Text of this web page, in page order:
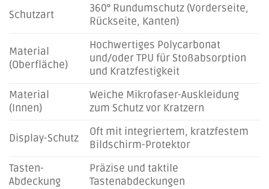
Schutzart
360° Rundumschutz (Vorderseite,
Rückseite, Kanten)
Material
(Oberfläche)
Hochwertiges Polycarbonat
und/oder TPU für Stoßabsorption
und Kratzfestigkeit
Material
(Innen)
Weiche Mikrofaser-Auskleidung
zum Schutz vor Kratzern
Display-Schutz
Oft mit integriertem, kratzfestem
Bildschirm-Protektor
Tasten-
Abdeckung
Präzise und taktile
Tastenabdeckungen